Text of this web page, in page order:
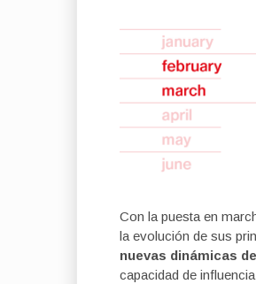
Con la puesta en
la evolución de sus
nuevas dinámicas
capacidad de